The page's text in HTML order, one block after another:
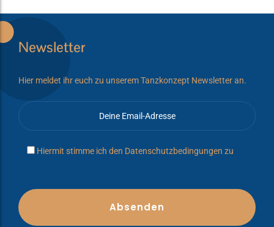
Newsletter
Hier meldet ihr euch zu unserem Tanzkonzept Newsletter an.
Hiermit stimme ich den Datenschutzbedingungen zu